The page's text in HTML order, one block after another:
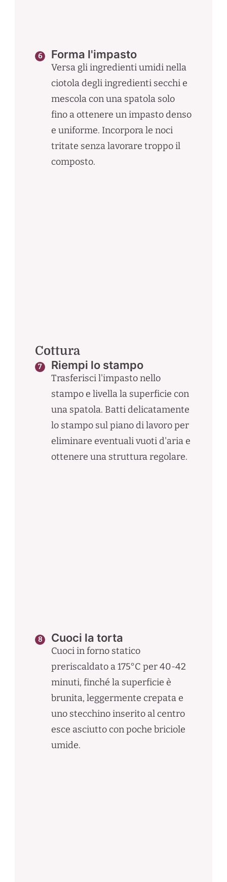
Forma l'impasto
Versa gli ingredienti umidi nella
ciotola degli ingredienti secchi e
mescola con una spatola solo
fino a ottenere un impasto denso
e uniforme. Incorpora le noci
tritate senza lavorare troppo il
composto.
Cottura
Riempi lo stampo
Trasferisci l'impasto nello
stampo e livella la superficie con
una spatola. Batti delicatamente
lo stampo sul piano di lavoro per
eliminare eventuali vuoti d'aria e
ottenere una struttura regolare.
Cuoci la torta
Cuoci in forno statico
preriscaldato a 175°C per 40-42
minuti, finché la superficie è
brunita, leggermente crepata e
uno stecchino inserito al centro
esce asciutto con poche briciole
umide.